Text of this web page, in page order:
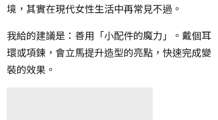
境，其實在現代女性生活中再常見不過。
我給的建議是：善用「小配件的魔力」。戴個耳
環或項鍊，會立馬提升造型的亮點，快速完成變
裝的效果。